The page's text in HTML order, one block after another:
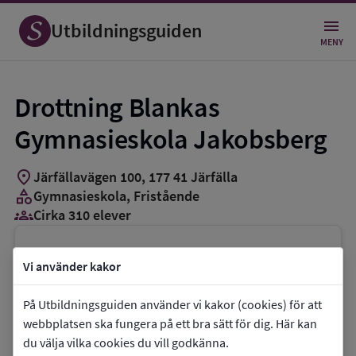
Vi använder kakor
På Utbildningsguiden använder vi kakor (cookies) för att
webbplatsen ska fungera på ett bra sätt för dig. Här kan
du välja vilka cookies du vill godkänna.
Utbildningsguiden MENY
Drottning Blankas
Gymnasieskola Jakobsberg
location_on Järfällavägen 100, 17741 Järfälla
categoryGymnasieskola, Fristående
groups_3Cirka 310 elever
Vill du kontakta skolan?
phoneTelefon:070-5643753
mailE-post:jakobsberg@dbgy.se
link Webbplats: Drottning Blankas